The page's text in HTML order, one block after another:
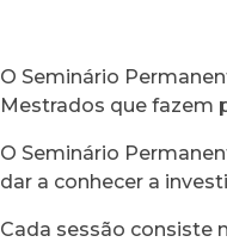
O Seminário
Mestrados que fazem
O Seminário
dar a conhecer a
Cada sessão consiste